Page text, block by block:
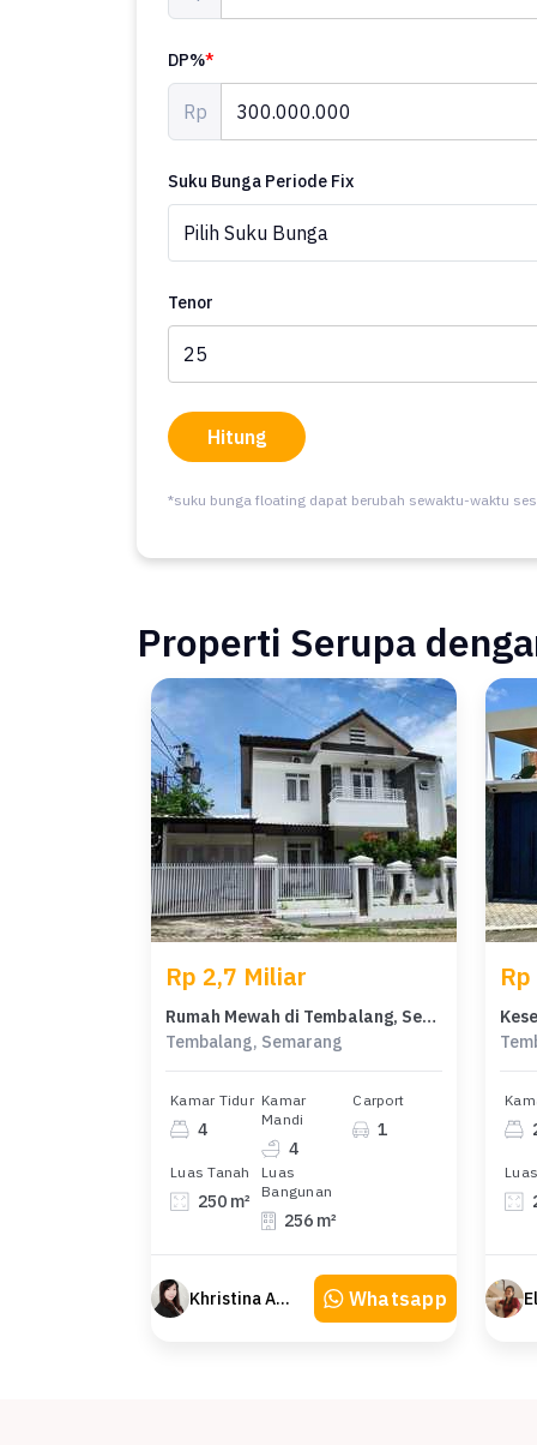
DP%*
Rp
Suku Bunga Periode Fix
Tenor
Hitung
*suku bunga floating dapat berubah sewaktu-waktu
Properti Serupa
Rp 2,7 Miliar
Rumah Mewah di Tembalang, Semarang, 4 KT, LT 250m²
Tembalang, Semarang
Kamar Tidur
4
Kamar
Mandi
4
Carport
1
Luas Tanah
250 m²
Luas
Bangunan
256 m²
Khristina Atmodjo Whatsapp